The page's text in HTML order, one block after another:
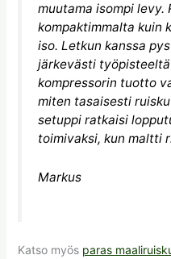
muutama isompi levy.
kompaktimmalta kuin
iso. Letkun kanssa
järkevästi
kompressorin tuotto
miten tasaisesti
setuppi ratkaisi
toimivaksi, kun maltti
Markus
Katso myös paras